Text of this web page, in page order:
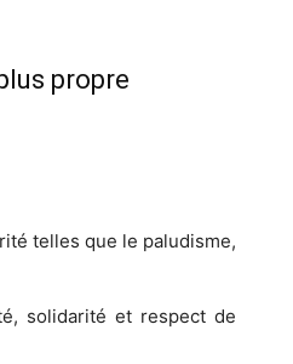
propre
telles que le paludisme,
solidarité et respect de